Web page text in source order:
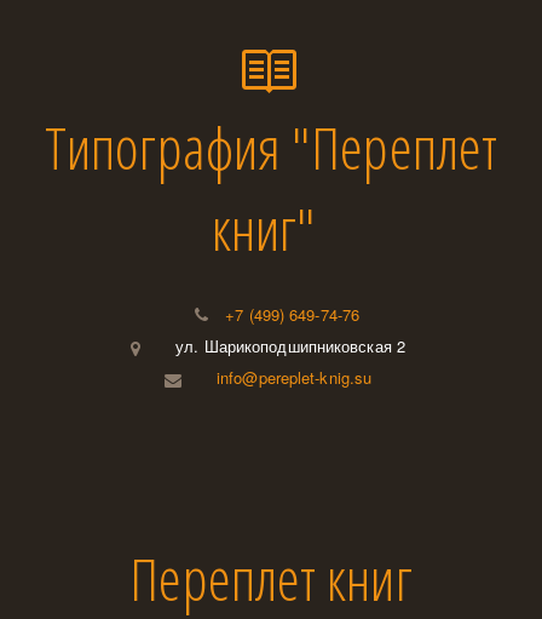
Типография "Переплет
книг"
+7 (499) 649-74-76
ул. Шарикоподшипниковская 2
info@pereplet-knig.su
Переплет книг